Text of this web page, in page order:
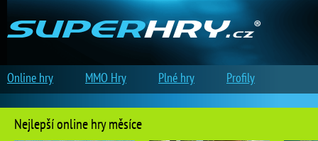
Nejlepší online hry měsíce
Online hry MMO Hry Plné hry Profily